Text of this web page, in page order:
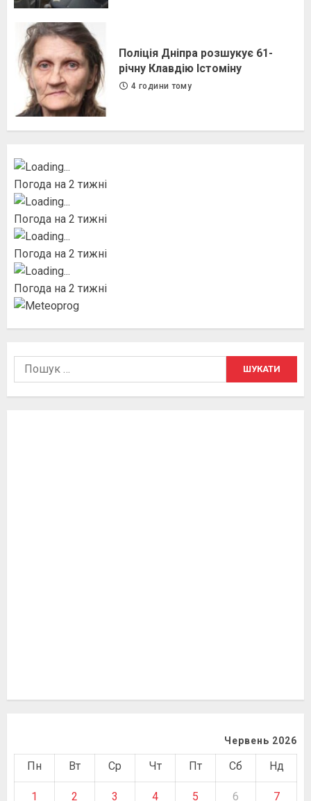
Поліція Дніпра розшукує 61-
річну Клавдію Істоміну
4 години тому
Погода на 2 тижні
Погода на 2 тижні
Погода на 2 тижні
Погода на 2 тижні
Пошук:
Червень 2026
Пн Вт Ср Чт Пт Сб Нд
1 2 3 4 5 6 7